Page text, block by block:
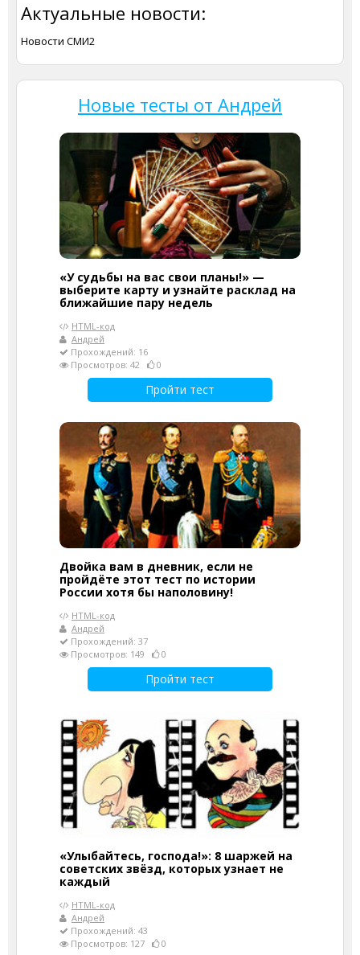
Актуальные новости:
Новости СМИ2
Новые тесты от Андрей
«У судьбы на вас свои планы!» —
выберите карту и узнайте расклад на
ближайшие пару недель
HTML-код
Андрей
Прохождений: 16
Просмотров: 42
0
Пройти тест
Двойка вам в дневник, если не
пройдёте этот тест по истории
России хотя бы наполовину!
HTML-код
Андрей
Прохождений: 37
Просмотров: 149
0
Пройти тест
«Улыбайтесь, господа!»: 8 шаржей на
советских звёзд, которых узнает не
каждый
HTML-код
Андрей
Прохождений: 43
Просмотров: 127
0